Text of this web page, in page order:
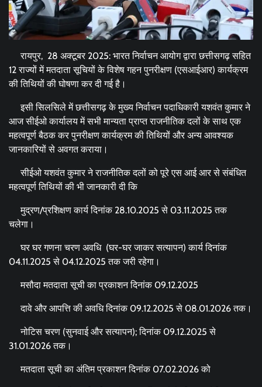
रायपुर, 28 अक्टूबर 2025: भारत निर्वाचन आयोग द्वारा छत्तीसगढ़ सहित
12 राज्यों में मतदाता सूचियों के विशेष गहन पुनरीक्षण (एसआईआर) कार्यक्रम
की तिथियों की घोषणा कर दी गई है।
इसी सिलसिले में छत्तीसगढ़ के मुख्य निर्वाचन पदाधिकारी यशवंत कुमार ने
आज सीईओ कार्यालय में सभी मान्यता प्राप्त राजनीतिक दलों के साथ एक
महत्वपूर्ण बैठक कर पुनरीक्षण कार्यक्रम की तिथियों और अन्य आवश्यक
जानकारियों से अवगत कराया।
सीईओ यशवंत कुमार ने राजनीतिक दलों को पूरे एस आई आर से संबंधित
महत्वपूर्ण तिथियों की भी जानकारी दी कि
मुद्रण/प्रशिक्षण कार्य दिनांक 28.10.2025 से 03.11.2025 तक
चलेगा।
घर घर गणना चरण अवधि (घर-घर जाकर सत्यापन) कार्य दिनांक
04.11.2025 से 04.12.2025 तक जरी रहेगा।
मसौदा मतदाता सूची का प्रकाशन दिनांक 09.12.2025
दावे और आपत्ति की अवधि दिनांक 09.12.2025 से 08.01.2026 तक।
नोटिस चरण (सुनवाई और सत्यापन); दिनांक 09.12.2025 से
31.01.2026 तक।
मतदाता सूची का अंतिम प्रकाशन दिनांक 07.02.2026 को